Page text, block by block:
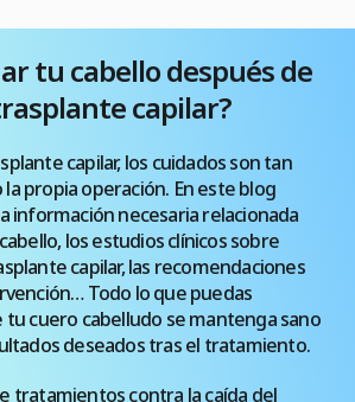
tu cabello después de
capilar?
capilar, los cuidados son tan
propia operación. En este blog
información necesaria relacionada
los estudios clínicos sobre
capilar, las recomendaciones
Todo lo que puedas
tu cuero cabelludo se mantenga sano
deseados tras el tratamiento.
tratamientos contra la caída del